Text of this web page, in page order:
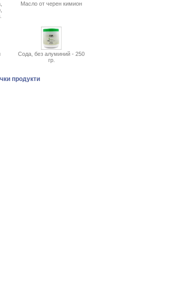
Масло от черен кимион
Сода, без алуминий - 250
гр.
продукти